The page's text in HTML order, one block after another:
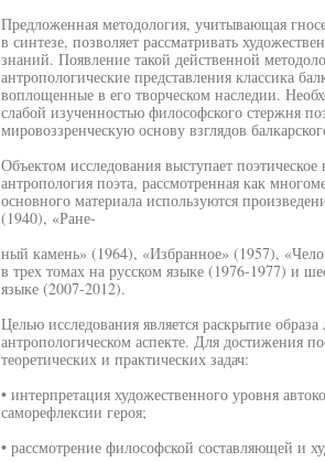
Предложенная методология, учитывающая
в синтезе, позволяет рассматривать
знаний. Появление такой действенной
антропологические представления классика
воплощенные в его творческом наследии.
слабой изученностью философского стержня
мировоззренческую основу взглядов
Объектом исследования выступает
антропология поэта, рассмотренная как
основного материала используются
(1940), «Ране-
ный камень» (1964), «Избранное» (1957),
в трех томах на русском языке (1976-1977) и
языке (2007-2012).
Целью исследования является раскрытие
антропологическом аспекте. Для достижения
теоретических и практических задач:
• интерпретация художественного уровня
саморефлексии героя;
• рассмотрение философской составляющей и